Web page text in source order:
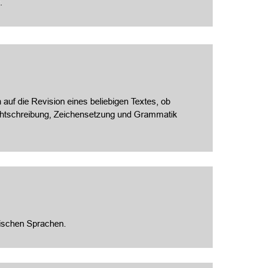
die Revision eines beliebigen Textes, ob
Zeichensetzung und Grammatik
Sprachen.